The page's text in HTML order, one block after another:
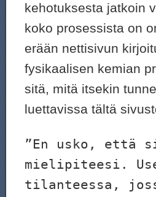
kehotuksesta jatkoin
koko prosessista on
erään nettisivun
fysikaalisen kemian
sitä, mitä itsekin
luettavissa tältä
”En usko, että
mielipiteesi.
tilanteessa,